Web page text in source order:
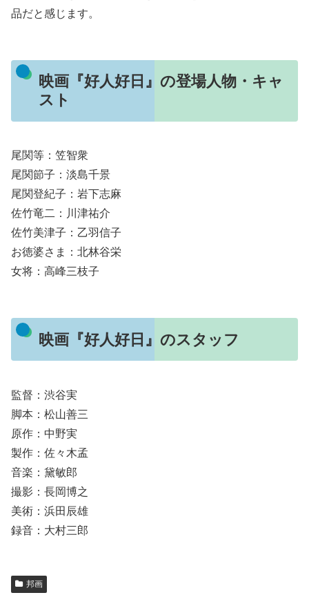
品だと感じます。
映画『好人好日』の登場人物・キャ
スト
尾関等：笠智衆
尾関節子：淡島千景
尾関登紀子：岩下志麻
佐竹竜二：川津祐介
佐竹美津子：乙羽信子
お徳婆さま：北林谷栄
女将：高峰三枝子
映画『好人好日』のスタッフ
監督：渋谷実
脚本：松山善三
原作：中野実
製作：佐々木孟
音楽：黛敏郎
撮影：長岡博之
美術：浜田辰雄
録音：大村三郎
邦画